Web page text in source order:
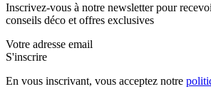
Inscrivez-vous à notre newsletter pour
conseils déco et offres exclusives
Votre adresse email
S'inscrire
En vous inscrivant, vous acceptez notre